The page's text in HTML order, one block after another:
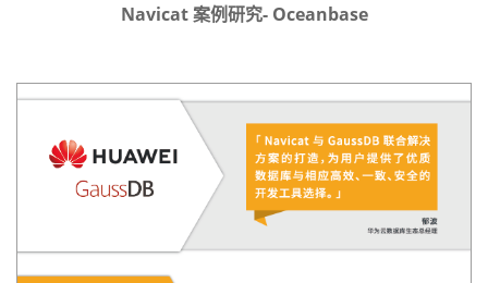
Navicat 案例研究- Oceanbase